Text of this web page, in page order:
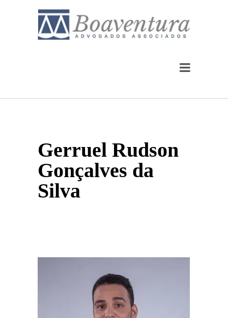
Gerruel Rudson
Gonçalves da
Silva